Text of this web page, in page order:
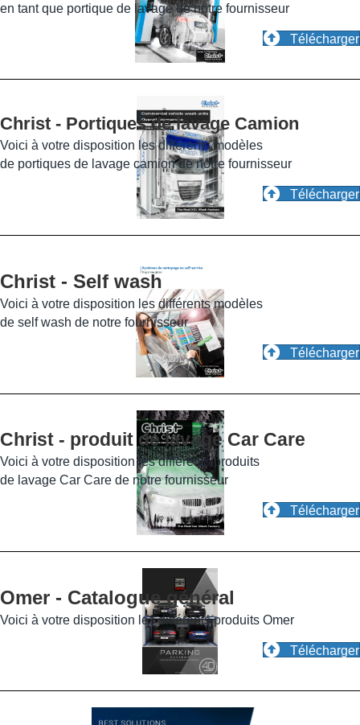
en tant que portique de lavage de notre fournisseur
Télécharger
Christ - Portiques de lavage Camion
Voici à votre disposition les différents modèles
de portiques de lavage camion de notre fournisseur
Télécharger
Christ - Self wash
Voici à votre disposition les différents modèles
de self wash de notre fournisseur
Télécharger
Christ - produit de lavage Car Care
Voici à votre disposition les différents produits
de lavage Car Care de notre fournisseur
Télécharger
Omer - Catalogue général
Voici à votre disposition les différents produits Omer
Télécharger